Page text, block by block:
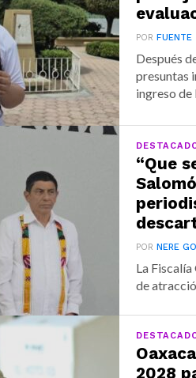
PORFUENTE
Después
presuntas
ingreso
“Que
PORNERE
La
de
2028